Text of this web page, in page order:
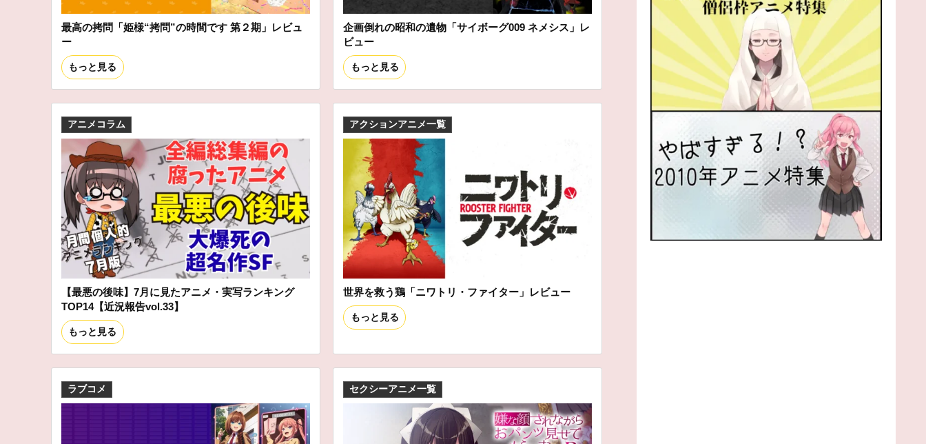
最高の拷問「姫様“拷問”の時間です 第２期」レビュ
ー
もっと見る
企画倒れの昭和の遺物「サイボーグ009 ネメシス」レ
ビュー
もっと見る
アニメコラム
【最悪の後味】7月に見たアニメ・実写ランキング
TOP14【近況報告vol.33】
もっと見る
アクションアニメ一覧
世界を救う鶏「ニワトリ・ファイター」レビュー
もっと見る
ラブコメ セクシーアニメ一覧